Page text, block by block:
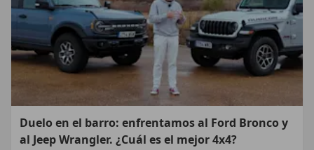
Duelo en el barro: enfrentamos al Ford Bronco y
al Jeep Wrangler. ¿Cuál es el mejor 4x4?